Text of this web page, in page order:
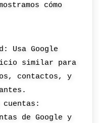
cómo
Usa Google
similar para
contactos, y
cuentas:
de Google y